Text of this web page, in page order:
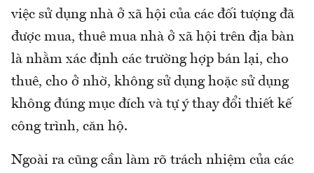
việc sử dụng nhà ở xã hội của các đối tượng đã
được mua, thuê mua nhà ở xã hội trên địa bàn
là nhằm xác định các trường hợp bán lại, cho
thuê, cho ở nhờ, không sử dụng hoặc sử dụng
không đúng mục đích và tự ý thay đổi thiết kế
công trình, căn hộ.
Ngoài ra cũng cần làm rõ trách nhiệm của các